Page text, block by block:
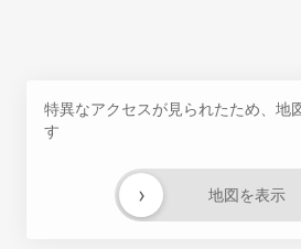
特異なアクセスが見られたため、地
す
地図を表示
›